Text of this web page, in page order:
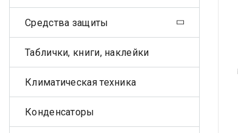
Средства защиты
Таблички, книги, наклейки
Климатическая техника
Конденсаторы